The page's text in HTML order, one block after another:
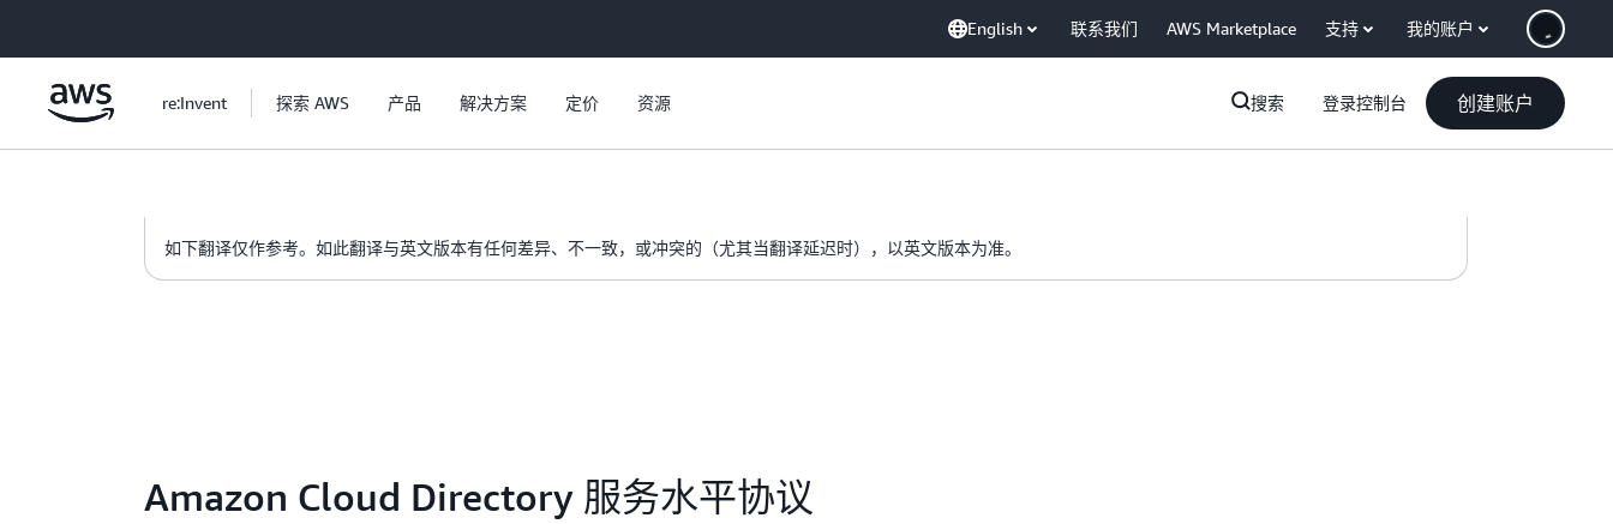
English 联系我们 AWS Marketplace 支持 我的账户
re:Invent 探索 AWS 产品 解决方案 定价 资源 搜索 登录控制台 创建账户
如下翻译仅作参考。如此翻译与英文版本有任何差异、不一致，或冲突的（尤其当翻译延迟时），以英文版本为准。
Amazon Cloud Directory 服务水平协议